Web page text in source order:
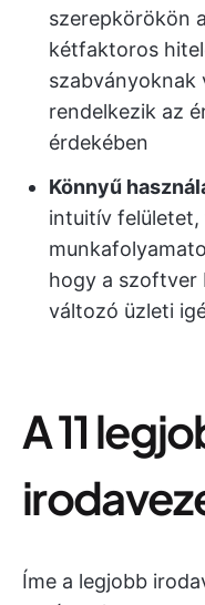
szerepkörökön
kétfaktoros
szabványoknak
rendelkezik az
érdekében
Könnyű
intuitív
hogy a szoftver
változó üzleti
A 11
Íme a legjobb